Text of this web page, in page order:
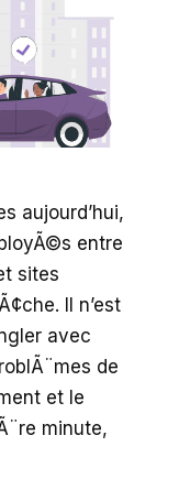
aujourd’hui,
entre
sites
Il n’est
avec
de
et le
minute,